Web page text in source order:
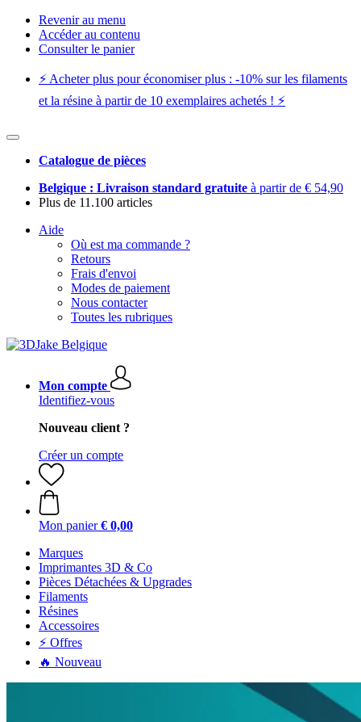
Revenir au menu
Accéder au contenu
Consulter le panier
⚡️ Acheter plus pour économiser plus : -10% sur les filaments
et la résine à partir de 10 exemplaires achetés ! ⚡️
Catalogue de pièces
Belgique : Livraison standard gratuite à partir de € 54,90
Plus de 11.100 articles
Aide
Où est ma commande ?
Retours
Frais d'envoi
Modes de paiement
Nous contacter
Toutes les rubriques
Mon compte
Identifiez-vous
Nouveau client ?
Créer un compte
Mon panier € 0,00
Marques
Imprimantes 3D & Co
Pièces Détachées & Upgrades
Filaments
Résines
Accessoires
⚡ Offres
🔥 Nouveau